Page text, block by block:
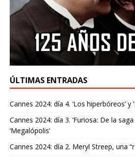
ÚLTIMAS ENTRADAS
Cannes 2024: día 4. ‘Los hiperbóreos’ y
Cannes 2024: día 3. ‘Furiosa: De la saga
‘Megalópolis’
Cannes 2024: día 2. Meryl Streep, una